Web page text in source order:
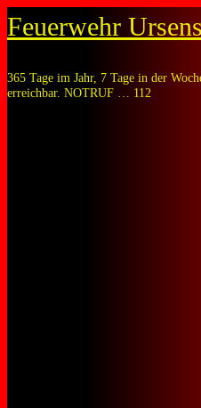
Inhalt
Feuerwehr
365 Tage im Jahr, 7 Tage in der
erreichbar. NOTRUF … 112